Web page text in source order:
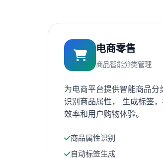
电商零售
商品智能分类管理
为电商平台提供智能商品分
识别商品属性， 生成标签
效率和用户购物体验。
商品属性识别
自动标签生成